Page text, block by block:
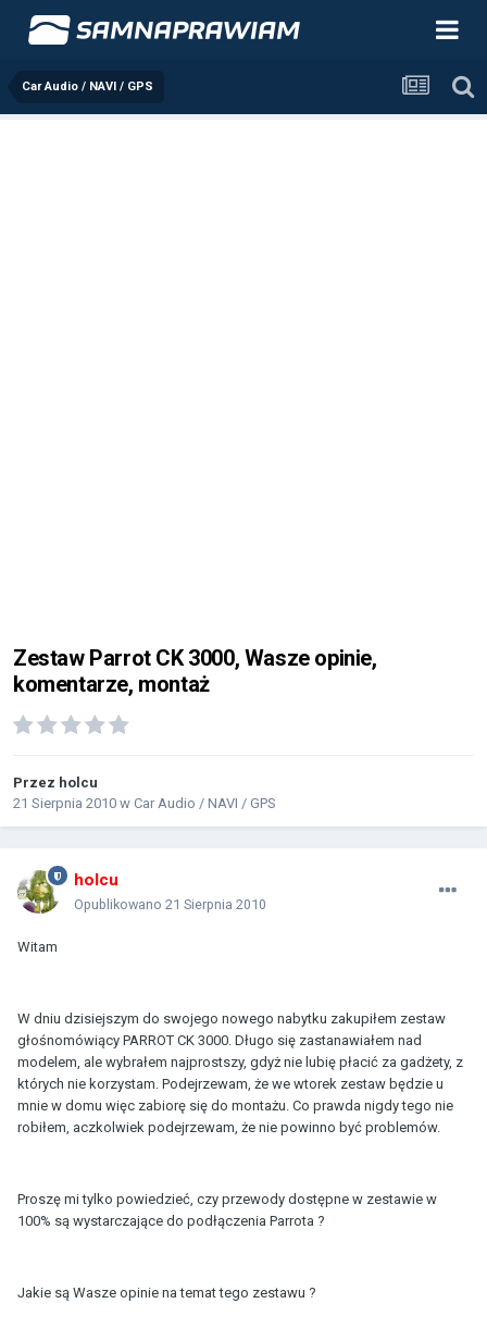
Car Audio / NAVI / GPS
Zestaw Parrot CK 3000, Wasze opinie,
komentarze, montaż
Przez holcu
21 Sierpnia 2010 w Car Audio / NAVI / GPS
holcu
Opublikowano 21 Sierpnia 2010
Witam
W dniu dzisiejszym do swojego nowego nabytku zakupiłem zestaw
głośnomówiący PARROT CK 3000. Długo się zastanawiałem nad
modelem, ale wybrałem najprostszy, gdyż nie lubię płacić za gadżety, z
których nie korzystam. Podejrzewam, że we wtorek zestaw będzie u
mnie w domu więc zabiorę się do montażu. Co prawda nigdy tego nie
robiłem, aczkolwiek podejrzewam, że nie powinno być problemów.
Proszę mi tylko powiedzieć, czy przewody dostępne w zestawie w
100% są wystarczające do podłączenia Parrota ?
Jakie są Wasze opinie na temat tego zestawu ?